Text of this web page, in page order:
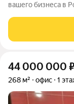
вашего бизнеса в Ростове-на-
построенного в
или расширить свое
44 000 000
268 м² офис 1